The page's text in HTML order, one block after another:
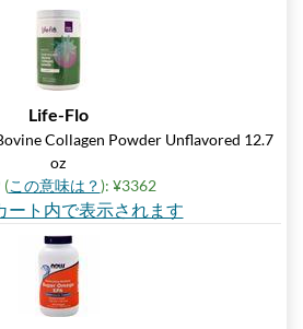
Life-Flo
Collagen Powder Unflavored 12.7
oz
(この意味は？): ¥3362
ート内で表示されます